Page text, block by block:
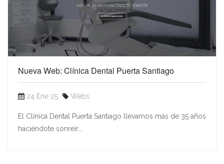
Nueva Web: Clínica Dental Puerta Santiago
24 Ene 25 Webs
El Clínica Dental Puerta Santiago llevamos más de 35 años
haciéndote sonreír...